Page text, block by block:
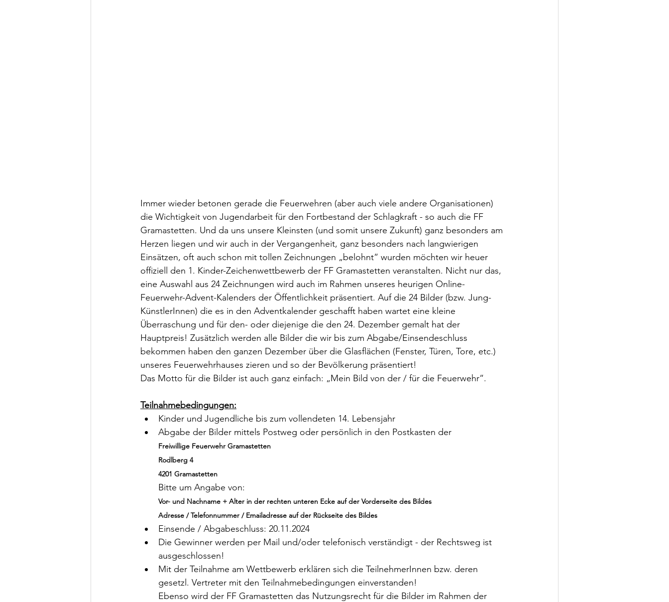
Immer wieder betonen gerade die Feuerwehren (aber auch viele andere Organisationen)
die Wichtigkeit von Jugendarbeit für den Fortbestand der Schlagkraft - so auch die FF
Gramastetten. Und da uns unsere Kleinsten (und somit unsere Zukunft) ganz besonders am
Herzen liegen und wir auch in der Vergangenheit, ganz besonders nach langwierigen
Einsätzen, oft auch schon mit tollen Zeichnungen „belohnt“ wurden möchten wir heuer
offiziell den 1. Kinder-Zeichenwettbewerb der FF Gramastetten veranstalten. Nicht nur das,
eine Auswahl aus 24 Zeichnungen wird auch im Rahmen unseres heurigen Online-
Feuerwehr-Advent-Kalenders der Öffentlichkeit präsentiert. Auf die 24 Bilder (bzw. Jung-
KünstlerInnen) die es in den Adventkalender geschafft haben wartet eine kleine
Überraschung und für den- oder diejenige die den 24. Dezember gemalt hat der
Hauptpreis! Zusätzlich werden alle Bilder die wir bis zum Abgabe/Einsendeschluss
bekommen haben den ganzen Dezember über die Glasflächen (Fenster, Türen, Tore, etc.)
unseres Feuerwehrhauses zieren und so der Bevölkerung präsentiert!
Das Motto für die Bilder ist auch ganz einfach: „Mein Bild von der / für die Feuerwehr“.
Teilnahmebedingungen:
Kinder und Jugendliche bis zum vollendeten 14. Lebensjahr
Abgabe der Bilder mittels Postweg oder persönlich in den Postkasten der
Freiwillige Feuerwehr Gramastetten
Rodlberg 4
4201 Gramastetten
Bitte um Angabe von:
Vor- und Nachname + Alter in der rechten unteren Ecke auf der Vorderseite des Bildes
Adresse / Telefonnummer / Emailadresse auf der Rückseite des Bildes
Einsende / Abgabeschluss: 20.11.2024
Die Gewinner werden per Mail und/oder telefonisch verständigt - der Rechtsweg ist
ausgeschlossen!
Mit der Teilnahme am Wettbewerb erklären sich die TeilnehmerInnen bzw. deren
gesetzl. Vertreter mit den Teilnahmebedingungen einverstanden!
Ebenso wird der FF Gramastetten das Nutzungsrecht für die Bilder im Rahmen der